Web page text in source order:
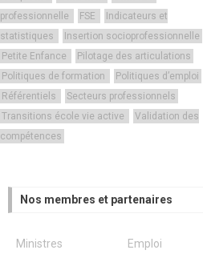
professionnelle
FSE
Indicateurs et
statistiques
Insertion socioprofessionnelle
Petite Enfance
Pilotage des articulations
Politiques de formation
Politiques d’emploi
Référentiels
Secteurs professionnels
Transitions école vie active
Validation des
compétences
Nos membres et partenaires
Ministres
Emploi